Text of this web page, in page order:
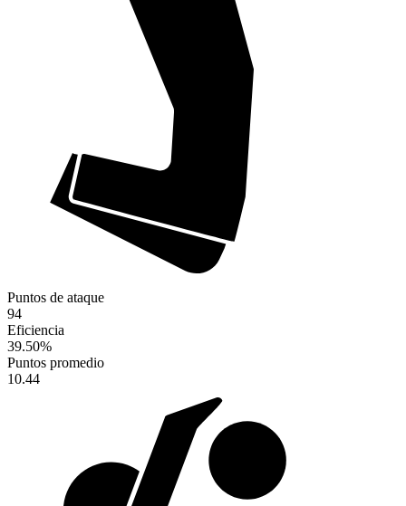
Puntos de ataque
94
Eficiencia
39.50%
Puntos promedio
10.44